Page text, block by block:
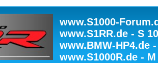
www.S1000-
www.S1RR.de - S
www.BMW-HP4.de
www.S1000R.de - M